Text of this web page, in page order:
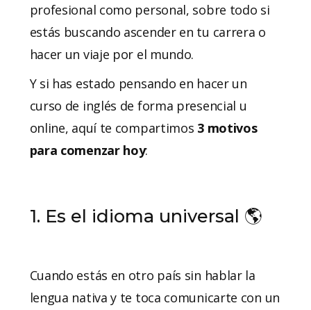
profesional como personal, sobre todo si
estás buscando ascender en tu carrera o
hacer un viaje por el mundo.
Y si has estado pensando en hacer un
curso de inglés de forma presencial u
online, aquí te compartimos 3 motivos
para comenzar hoy:
1. Es el idioma universal 🌎
Cuando estás en otro país sin hablar la
lengua nativa y te toca comunicarte con un